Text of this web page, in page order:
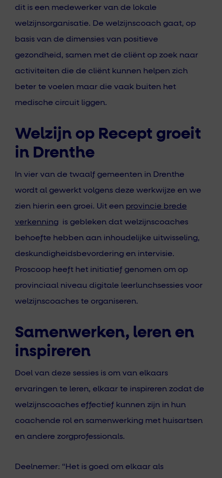
dit is een medewerker van de lokale
welzijnsorganisatie. De welzijnscoach gaat, op
basis van de dimensies van positieve
gezondheid, samen met de cliënt op zoek naar
activiteiten die de cliënt kunnen helpen zich
beter te voelen maar die vaak buiten het
medische circuit liggen.
Welzijn op Recept groeit
in Drenthe
In vier van de twaalf gemeenten in Drenthe
wordt al gewerkt volgens deze werkwijze en we
zien hierin een groei. Uit een provincie brede
verkenning is gebleken dat welzijnscoaches
behoefte hebben aan inhoudelijke uitwisseling,
deskundigheidsbevordering en intervisie.
Proscoop heeft het initiatief genomen om op
provinciaal niveau digitale leerlunchsessies voor
welzijnscoaches te organiseren.
Samenwerken, leren en
inspireren
Doel van deze sessies is om van elkaars
ervaringen te leren, elkaar te inspireren zodat de
welzijnscoaches effectief kunnen zijn in hun
coachende rol en samenwerking met huisartsen
en andere zorgprofessionals.
Deelnemer: “Het is goed om elkaar als